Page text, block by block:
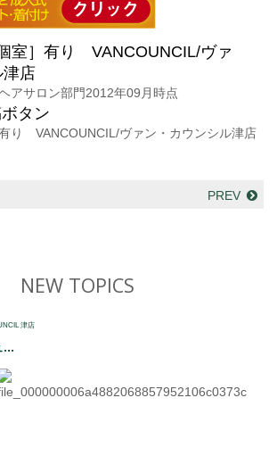
アサロン部門2012年09月時点
り VANCOUNCIL/ヴァン・カウンシル津店
PREV
NEW TOPICS
津店
...